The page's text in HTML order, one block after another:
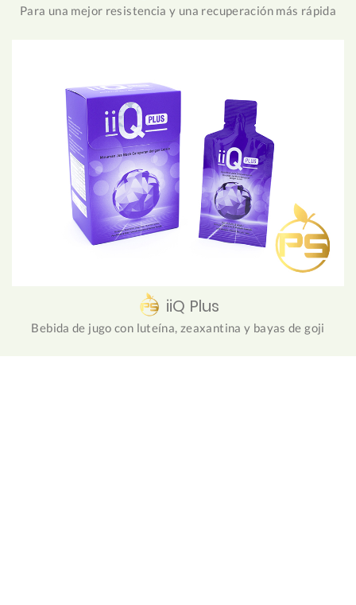
Para una mejor resistencia y una recuperación más rápida
iiQ Plus
Bebida de jugo con luteína, zeaxantina y bayas de goji